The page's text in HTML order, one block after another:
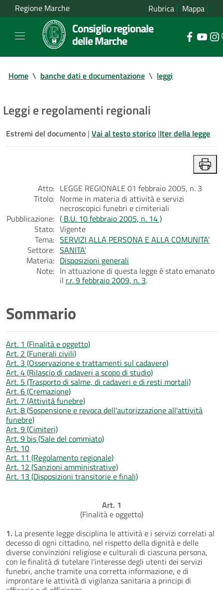
Regione Marche Rubrica Mappa
Consiglio regionale
delle Marche
Home \ banche dati e documentazione \ leggi
Leggi e regolamenti regionali
Estremi del documento | Vai al testo storico |Iter della legge
Atto: LEGGE REGIONALE 01 febbraio 2005, n. 3
Titolo: Norme in materia di attività e servizi
necroscopici funebri e cimiteriali
Pubblicazione: ( B.U. 10 febbraio 2005, n. 14 )
Stato: Vigente
Tema: SERVIZI ALLA PERSONA E ALLA COMUNITA’
Settore: SANITA’
Materia: Disposizioni generali
Note: In attuazione di questa legge é stato emanato
il r.r. 9 febbraio 2009, n. 3.
Sommario
Art. 1 (Finalità e oggetto)
Art. 2 (Funerali civili)
Art. 3 (Osservazione e trattamenti sul cadavere)
Art. 4 (Rilascio di cadaveri a scopo di studio)
Art. 5 (Trasporto di salme, di cadaveri e di resti mortali)
Art. 6 (Cremazione)
Art. 7 (Attività funebre)
Art. 8 (Sospensione e revoca dell'autorizzazione all'attività
funebre)
Art. 9 (Cimiteri)
Art. 9 bis (Sale del commiato)
Art. 10
Art. 11 (Regolamento regionale)
Art. 12 (Sanzioni amministrative)
Art. 13 (Disposizioni transitorie e finali)
Art. 1
(Finalità e oggetto)
1. La presente legge disciplina le attività e i servizi correlati al
decesso di ogni cittadino, nel rispetto della dignità e delle
diverse convinzioni religiose e culturali di ciascuna persona,
con le finalità di tutelare l'interesse degli utenti dei servizi
funebri, anche tramite una corretta informazione, e di
improntare le attività di vigilanza sanitaria a principi di